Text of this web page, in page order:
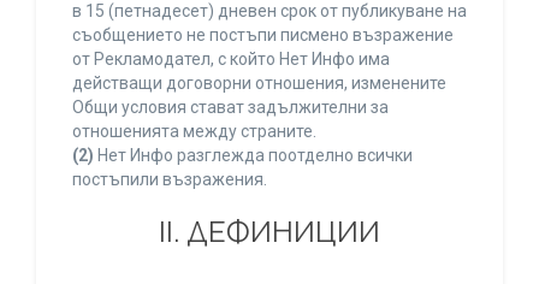
в 15 (петнадесет) дневен срок от публикуване на
съобщението не постъпи писмено възражение
от Рекламодател, с който Нет Инфо има
действащи договорни отношения, изменените
Общи условия стават задължителни за
отношенията между страните.
(2) Нет Инфо разглежда поотделно всички
постъпили възражения.
ІІ. ДЕФИНИЦИИ